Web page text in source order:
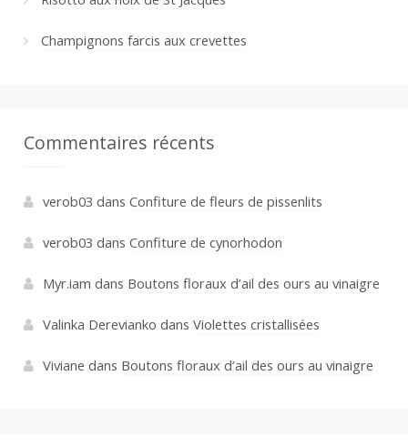
Champignons farcis aux crevettes
Commentaires récents
verob03 dans Confiture de fleurs de pissenlits
verob03 dans Confiture de cynorhodon
Myr.iam dans Boutons floraux d’ail des ours au vinaigre
Valinka Derevianko dans Violettes cristallisées
Viviane dans Boutons floraux d’ail des ours au vinaigre